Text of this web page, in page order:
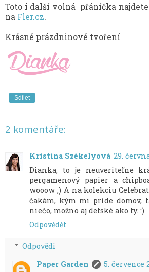
Toto i další volná přáníčka
na Fler.cz.
Krásné prázdninové tvoření
Sdílet
2 komentáře:
Kristína Székelyová 29.
Dianka, to je neuveriteľne
pergamenový papier a
wooow ;) A na kolekciu
čakám, kým mi príde domov,
niečo, možno aj detské ako ty. :)
Odpovědět
Odpovědi
Paper Garden
5. července